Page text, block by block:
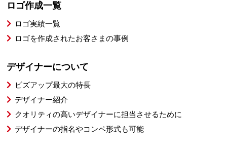
ロゴ作成一覧
ロゴ実績一覧
ロゴを作成されたお客さまの事例
デザイナーについて
ビズアップ最大の特長
デザイナー紹介
クオリティの高いデザイナーに担当させるために
デザイナーの指名やコンペ形式も可能